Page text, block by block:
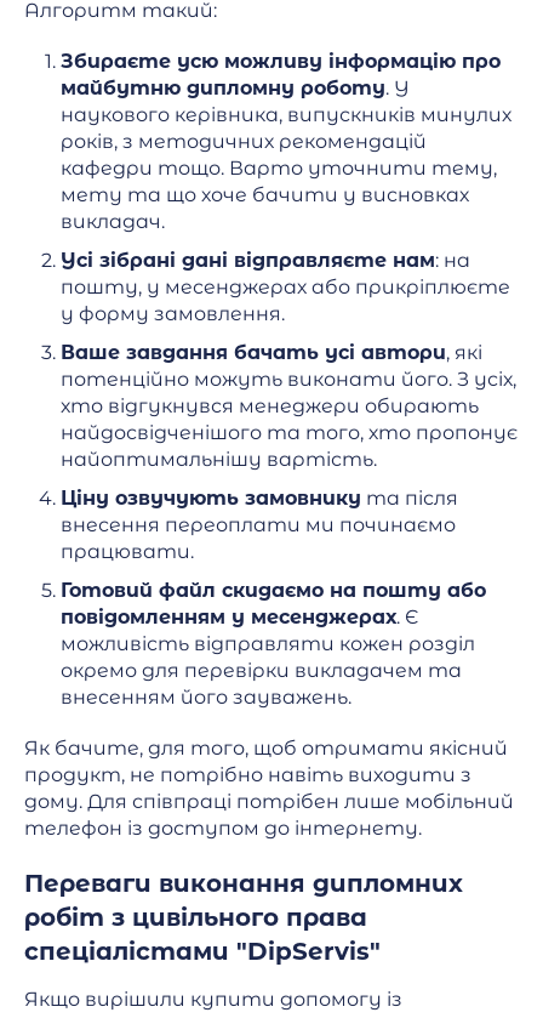
Алгоритм такий:
Збираєте усю можливу інформацію про
майбутню дипломну роботу. У
наукового керівника, випускників минулих
років, з методичних рекомендацій
кафедри тощо. Варто уточнити тему,
мету та що хоче бачити у висновках
викладач.
Усі зібрані дані відправляєте нам: на
пошту, у месенджерах або прикріплюєте
у форму замовлення.
Ваше завдання бачать усі автори, які
потенційно можуть виконати його. З усіх,
хто відгукнувся менеджери обирають
найдосвідченішого та того, хто пропонує
найоптимальнішу вартість.
Ціну озвучують замовнику та після
внесення переоплати ми починаємо
працювати.
Готовий файл скидаємо на пошту або
повідомленням у месенджерах. Є
можливість відправляти кожен розділ
окремо для перевірки викладачем та
внесенням його зауважень.
Як бачите, для того, щоб отримати якісний
продукт, не потрібно навіть виходити з
дому. Для співпраці потрібен лише мобільний
телефон із доступом до інтернету.
Переваги виконання дипломних
робіт з цивільного права
спеціалістами "DipServis"
Якщо вирішили купити допомогу із